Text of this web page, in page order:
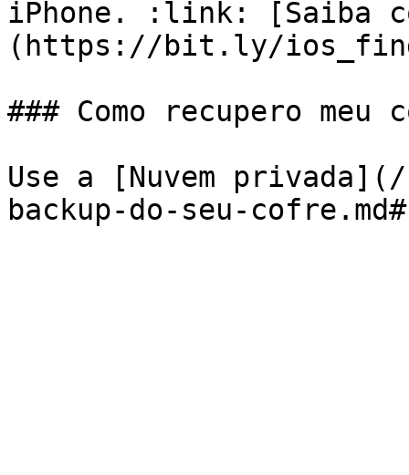
iPhone. :link: [Saiba
(https://bit.ly/
### Como recupero meu
Use a [Nuvem